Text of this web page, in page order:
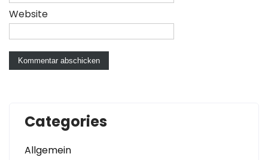
Website
Categories
Allgemein